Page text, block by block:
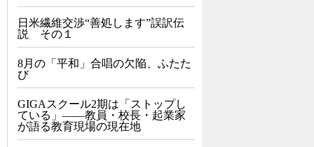
日米繊維交渉“善処します”誤訳伝
説 その１
8月の「平和」合唱の欠陥、ふたた
び
GIGAスクール2期は「ストップし
ている」——教員・校長・起業家
が語る教育現場の現在地